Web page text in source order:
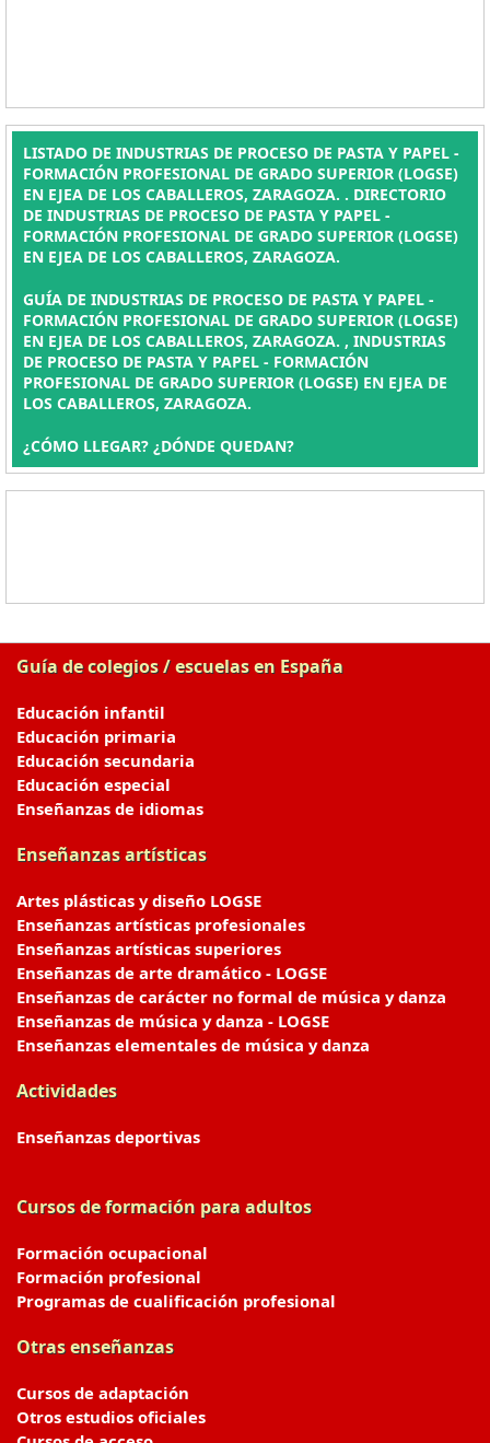
LISTADO DE INDUSTRIAS DE PROCESO DE PASTA Y PAPEL -
FORMACIÓN PROFESIONAL DE GRADO SUPERIOR (LOGSE)
EN EJEA DE LOS CABALLEROS, ZARAGOZA. . DIRECTORIO
DE INDUSTRIAS DE PROCESO DE PASTA Y PAPEL -
FORMACIÓN PROFESIONAL DE GRADO SUPERIOR (LOGSE)
EN EJEA DE LOS CABALLEROS, ZARAGOZA.
GUÍA DE INDUSTRIAS DE PROCESO DE PASTA Y PAPEL -
FORMACIÓN PROFESIONAL DE GRADO SUPERIOR (LOGSE)
EN EJEA DE LOS CABALLEROS, ZARAGOZA. , INDUSTRIAS
DE PROCESO DE PASTA Y PAPEL - FORMACIÓN
PROFESIONAL DE GRADO SUPERIOR (LOGSE) EN EJEA DE
LOS CABALLEROS, ZARAGOZA.
¿CÓMO LLEGAR? ¿DÓNDE QUEDAN?
Guía de colegios / escuelas en España
Educación infantil
Educación primaria
Educación secundaria
Educación especial
Enseñanzas de idiomas
Enseñanzas artísticas
Artes plásticas y diseño LOGSE
Enseñanzas artísticas profesionales
Enseñanzas artísticas superiores
Enseñanzas de arte dramático - LOGSE
Enseñanzas de carácter no formal de música y danza
Enseñanzas de música y danza - LOGSE
Enseñanzas elementales de música y danza
Actividades
Enseñanzas deportivas
Cursos de formación para adultos
Formación ocupacional
Formación profesional
Programas de cualificación profesional
Otras enseñanzas
Cursos de adaptación
Otros estudios oficiales